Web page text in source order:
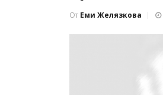
От Еми Желязкова